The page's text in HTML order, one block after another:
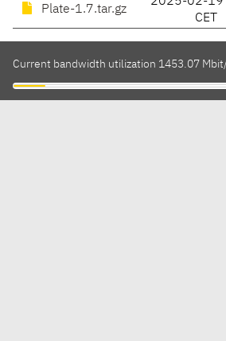
Plate-1.7.tar.gz
CET
Current bandwidth utilization 1453.07